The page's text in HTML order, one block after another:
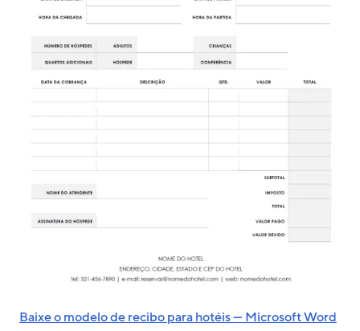
Baixe o modelo de recibo para hotéis — Microsoft Word